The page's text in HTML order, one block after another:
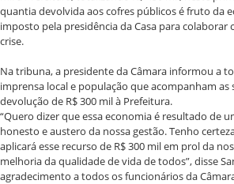
quantia devolvida aos cofres públicos é fruto da
imposto pela presidência da Casa para
crise.
Na tribuna, a presidente da Câmara informou a
imprensa local e população que acompanham as
devolução de R$ 300 mil à Prefeitura.
“Quero dizer que essa economia é resultado de
honesto e austero da nossa gestão. Tenho
aplicará esse recurso de R$ 300 mil em prol da
melhoria da qualidade de vida de todos”, disse
agradecimento a todos os funcionários da